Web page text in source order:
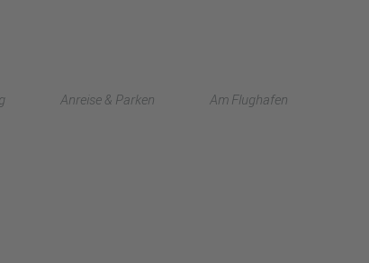
Anreise & Parken Am Flughafen